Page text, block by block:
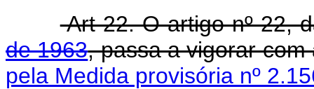
Art 22. O artigo nº 22,
de 1963, passa a vigorar
pela Medida provisória nº